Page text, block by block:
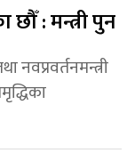
: मन्त्री पुन
नवप्रवर्तनमन्त्री